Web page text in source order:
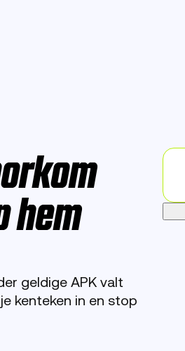
hem
geldige APK valt
kenteken in en stop